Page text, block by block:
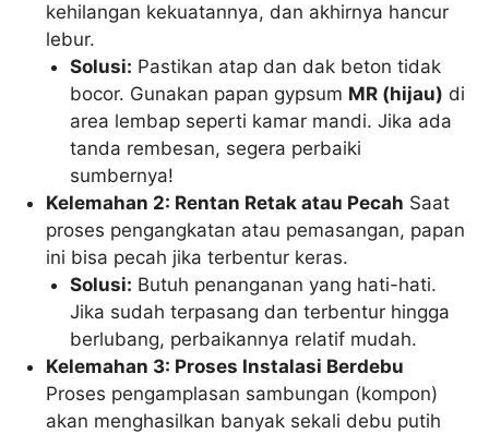
kehilangan kekuatannya, dan akhirnya hancur
lebur.
Solusi: Pastikan atap dan dak beton tidak
bocor. Gunakan papan gypsum MR (hijau) di
area lembap seperti kamar mandi. Jika ada
tanda rembesan, segera perbaiki
sumbernya!
Kelemahan 2: Rentan Retak atau Pecah Saat
proses pengangkatan atau pemasangan, papan
ini bisa pecah jika terbentur keras.
Solusi: Butuh penanganan yang hati-hati.
Jika sudah terpasang dan terbentur hingga
berlubang, perbaikannya relatif mudah.
Kelemahan 3: Proses Instalasi Berdebu
Proses pengamplasan sambungan (kompon)
akan menghasilkan banyak sekali debu putih